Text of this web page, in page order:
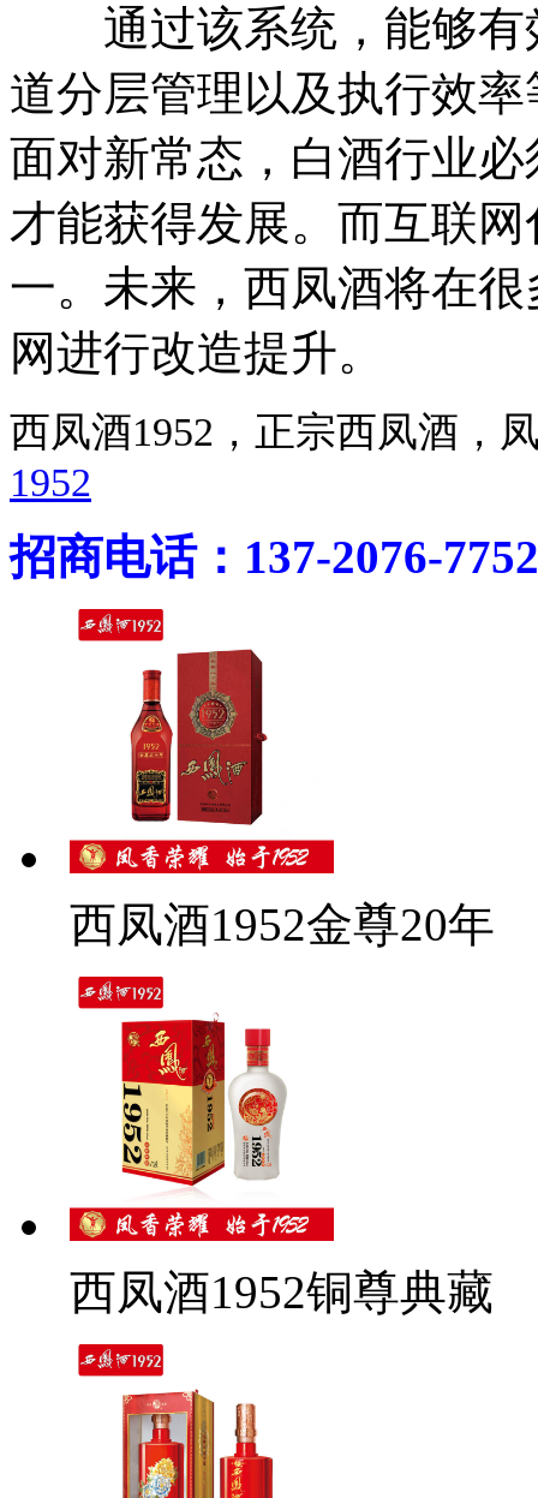
通过该系统，能够有
道分层管理以及执行效
面对新常态，白酒行业
才能获得发展。而互联
一。未来，西凤酒将在
网进行改造提升。
西凤酒1952，正宗西凤酒
1952
招商电话：137-2076-7752
西凤酒1952金尊20年
西凤酒1952铜尊典藏